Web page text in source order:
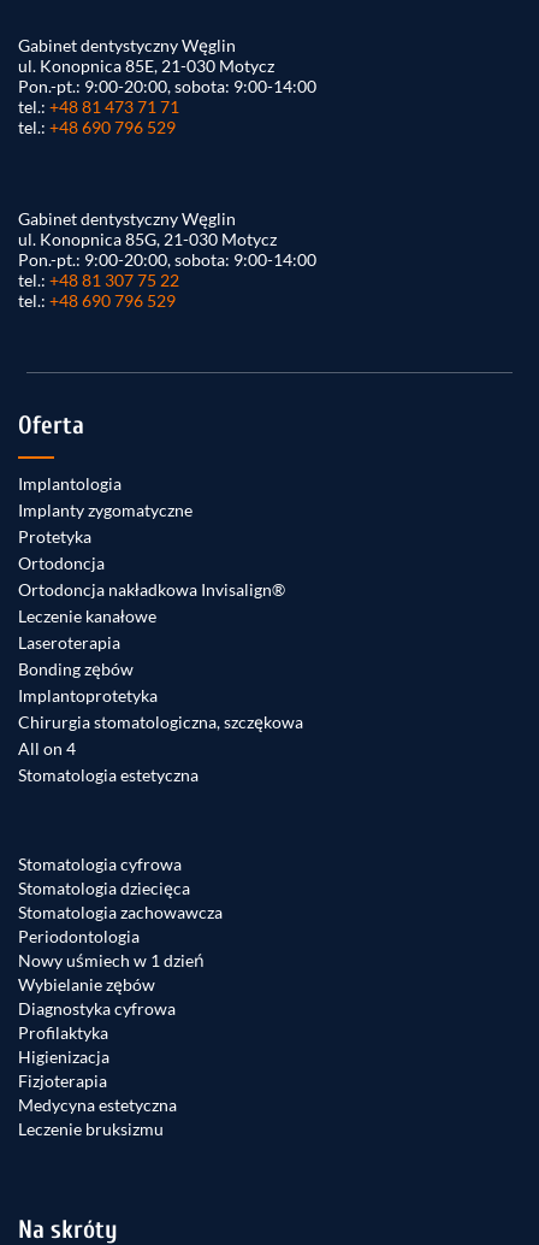
Gabinet dentystyczny Węglin
ul. Konopnica 85E, 21-030 Motycz
Pon.-pt.: 9:00-20:00, sobota: 9:00-14:00
tel.: +48 81 473 71 71
tel.: +48 690 796 529
Gabinet dentystyczny Węglin
ul. Konopnica 85G, 21-030 Motycz
Pon.-pt.: 9:00-20:00, sobota: 9:00-14:00
tel.: +48 81 307 75 22
tel.: +48 690 796 529
Oferta
Implantologia
Implanty zygomatyczne
Protetyka
Ortodoncja
Ortodoncja nakładkowa Invisalign®
Leczenie kanałowe
Laseroterapia
Bonding zębów
Implantoprotetyka
Chirurgia stomatologiczna, szczękowa
All on 4
Stomatologia estetyczna
Stomatologia cyfrowa
Stomatologia dziecięca
Stomatologia zachowawcza
Periodontologia
Nowy uśmiech w 1 dzień
Wybielanie zębów
Diagnostyka cyfrowa
Profilaktyka
Higienizacja
Fizjoterapia
Medycyna estetyczna
Leczenie bruksizmu
Na skróty